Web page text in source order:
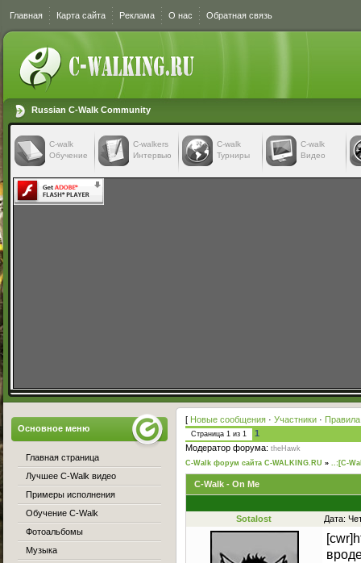
Главная Карта сайта Реклама О нас Обратная связь
Russian C-Walk Community
C-walk
Обучение
C-walkers
Интервью
С-walk
Турниры
С-walk
Видео
[ Новые сообщения · Участники ·
Страница 1 из 1
1
Модератор форума: theHawk
C-Walk форум сайта C-WALKING.RU » ..:[C-
C-Walk - On Me
Sotalost Дата:
Основное меню
Главная страница
Лучшее C-Walk видео
Примеры исполнения
Обучение C-Walk
Фотоальбомы
Музыка